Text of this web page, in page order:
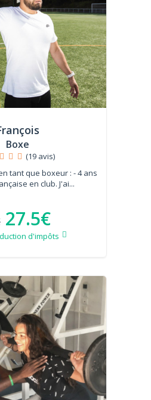
Boxe
(19 avis)
tant que boxeur : - 4 ans
en club. J'ai...
27.5€
d'impôts